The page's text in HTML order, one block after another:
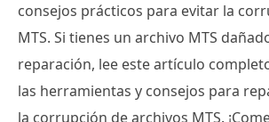
consejos prácticos para evitar la
MTS. Si tienes un archivo MTS
reparación, lee este artículo
las herramientas y consejos para
la corrupción de archivos MTS.